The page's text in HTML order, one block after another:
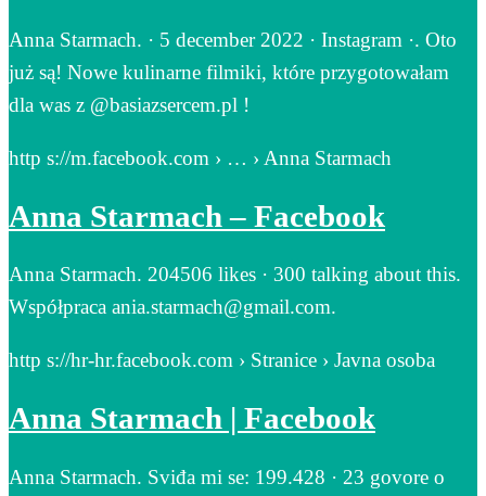
Anna Starmach. · 5 december 2022 · Instagram ·. Oto
już są! Nowe kulinarne filmiki, które przygotowałam
dla was z @basiazsercem.pl !
http s://m.facebook.com › … › Anna Starmach
Anna Starmach – Facebook
Anna Starmach. 204506 likes · 300 talking about this.
Współpraca ania.starmach@gmail.com.
http s://hr-hr.facebook.com › Stranice › Javna osoba
Anna Starmach | Facebook
Anna Starmach. Sviđa mi se: 199.428 · 23 govore o